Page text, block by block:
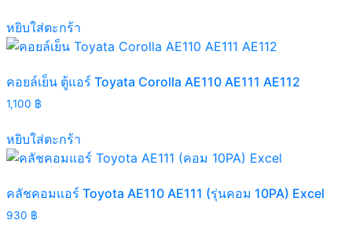
หยิบใส่ตะกร้า
คอยล์เย็น ตู้แอร์ Toyata Corolla AE110 AE111 AE112
1,100 ฿
หยิบใส่ตะกร้า
คลัชคอมแอร์ Toyota AE110 AE111 (รุ่นคอม 10PA) Excel
930 ฿